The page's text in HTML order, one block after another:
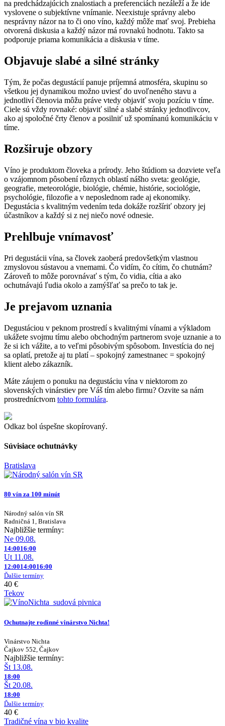
na predchádzajúcich znalostiach a preferenciách nezáleží a že ide
vyslovene o subjektívne vnímanie. Neexistuje správny alebo
nesprávny názor na to či ono víno, každý môže mať svoj. Prebieha
otvorená diskusia a každý názor má rovnakú hodnotu. Takto sa
podporuje priama komunikácia a diskusia v tíme.
Objavuje slabé a silné stránky
Tým, že počas degustácií panuje príjemná atmosféra, skupinu so
všetkou jej dynamikou možno uviesť do uvoľneného stavu a
jednotliví členovia môžu práve vtedy objaviť svoju pozíciu v tíme.
Ciele sú vždy rovnaké: objaviť silné a slabé stránky jednotlivcov,
ako aj spoločné črty členov a posilniť už spomínanú komunikáciu v
tíme.
Rozširuje obzory
Víno je produktom človeka a prírody. Jeho štúdiom sa dozviete veľa
o vzájomnom pôsobení rôznych oblastí nášho sveta: geológie,
geografie, meteorológie, biológie, chémie, histórie, sociológie,
psychológie, filozofie a v neposlednom rade aj ekonomiky.
Degustácia s kvalitným vedením teda dokáže rozšíriť obzory jej
účastníkov a každý si z nej niečo nové odnesie.
Prehlbuje vnímavosť
Pri degustácii vína, sa človek zaoberá predovšetkým vlastnou
zmyslovou sústavou a vnemami. Čo vidím, čo cítim, čo chutnám?
Zároveň to môže porovnávať s tým, čo vidia, cítia a ako
ochutnávajú ľudia okolo a zamýšľať sa prečo to tak je.
Je prejavom uznania
Degustáciou v peknom prostredí s kvalitnými vínami a výkladom
ukážete svojmu tímu alebo obchodným partnerom svoje uznanie a to
že si ich vážite, a to veľmi pôsobivým spôsobom. Investícia do nej
sa oplatí, pretože aj tu platí – spokojný zamestnanec = spokojný
klient alebo zákazník.
Máte záujem o ponuku na degustáciu vína v niektorom zo
slovenských vinárstiev pre Váš tím alebo firmu? Ozvite sa nám
prostredníctvom tohto formulára.
Odkaz bol úspešne skopírovaný.
Súvisiace ochutnávky
Bratislava
80 vín za 100 minút
Národný salón vín SR
Radničná 1, Bratislava
Najbližšie termíny:
Ne 09.08.
14:0016:00
Ut 11.08.
12:0014:0016:00
Ďalšie termíny
40 €
Tekov
Ochutnajte rodinné vinárstvo Nichta!
Vinárstvo Nichta
Čajkov 552, Čajkov
Najbližšie termíny:
Št 13.08.
18:00
Št 20.08.
18:00
Ďalšie termíny
40 €
Tradičné vína v bio kvalite